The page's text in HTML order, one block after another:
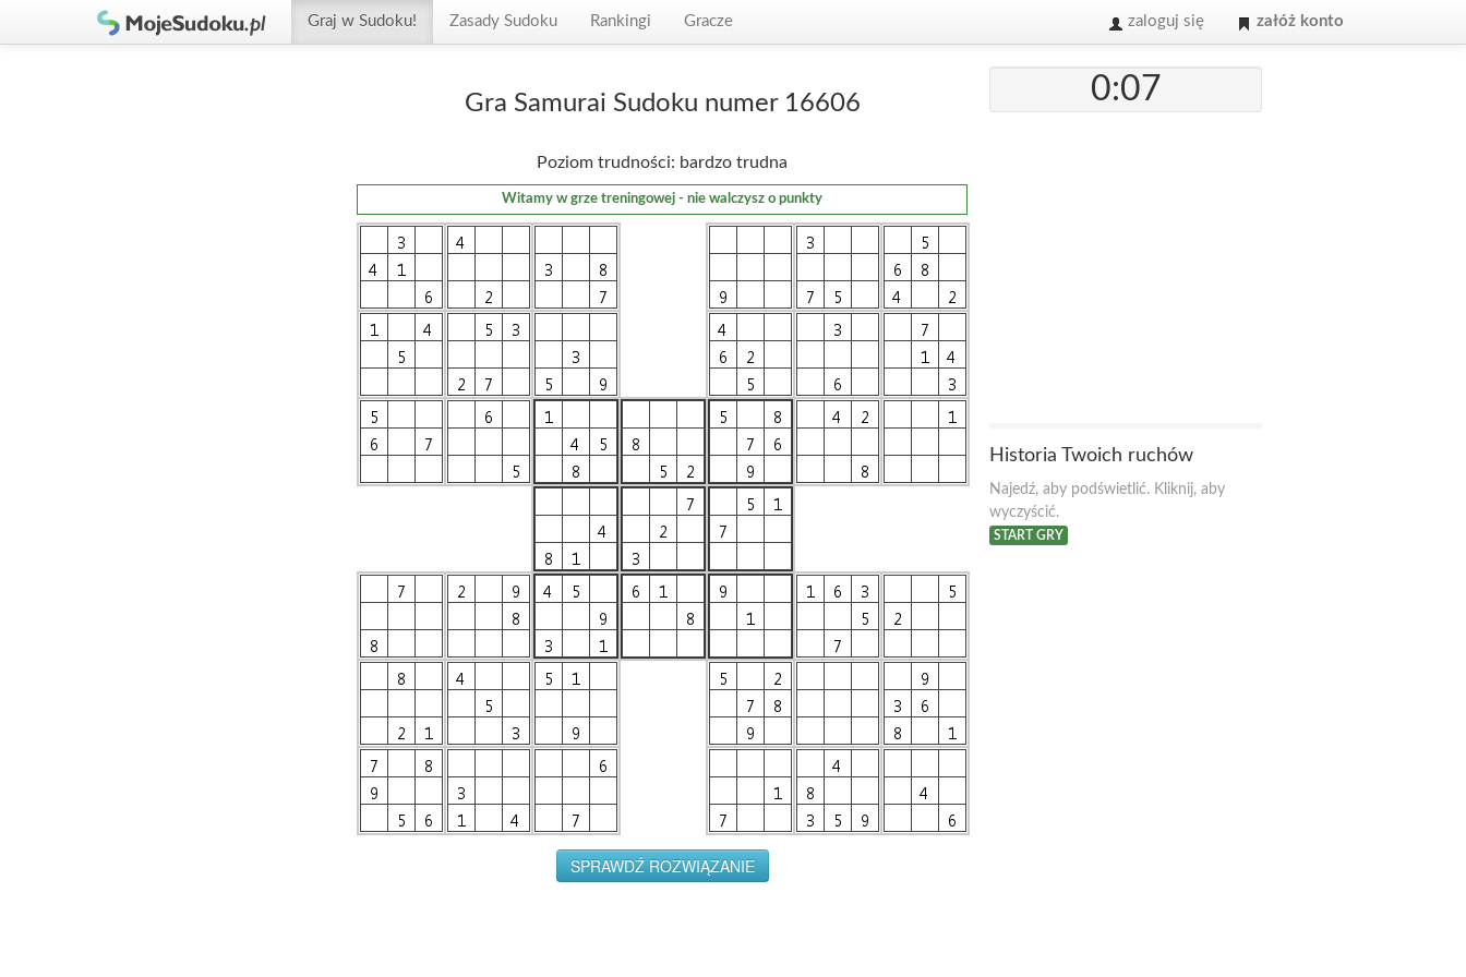
Graj w Sudoku! Zasady Sudoku Rankingi Gracze zaloguj się załóż konto
Gra Samurai Sudoku numer 16606
Poziom trudności: bardzo trudna
Witamy w grze treningowej - nie walczysz o punkty
0:07
Historia Twoich ruchów
Najedź, aby podświetlić. Kliknij, aby
wyczyścić.
START GRY